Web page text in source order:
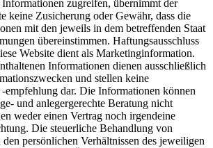
Informationen zugreifen, übernimmt der
keine Zusicherung oder Gewähr, dass die
mit den jeweils in dem betreffenden Staat
übereinstimmen. Haftungsausschluss
Website dient als Marketinginformation.
Informationen dienen ausschließlich
und stellen keine
empfehlung dar. Die Informationen können
und anlegergerechte Beratung nicht
weder einen Vertrag noch irgendeine
Die steuerliche Behandlung von
persönlichen Verhältnissen des jeweiligen